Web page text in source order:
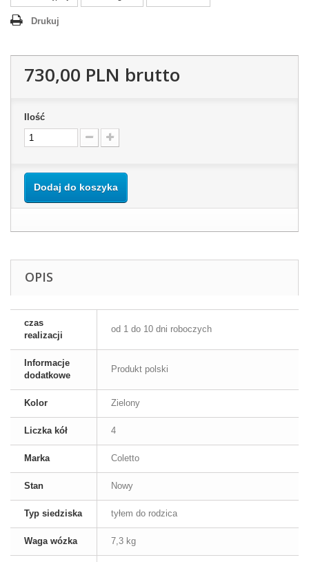
Drukuj
730,00 PLN brutto
Ilość
Dodaj do koszyka
OPIS
czas
realizacji
od 1 do 10 dni roboczych
Informacje
dodatkowe
Produkt polski
Kolor Zielony
Liczka kół 4
Marka Coletto
Stan Nowy
Typ siedziska tyłem do rodzica
Waga wózka 7,3 kg